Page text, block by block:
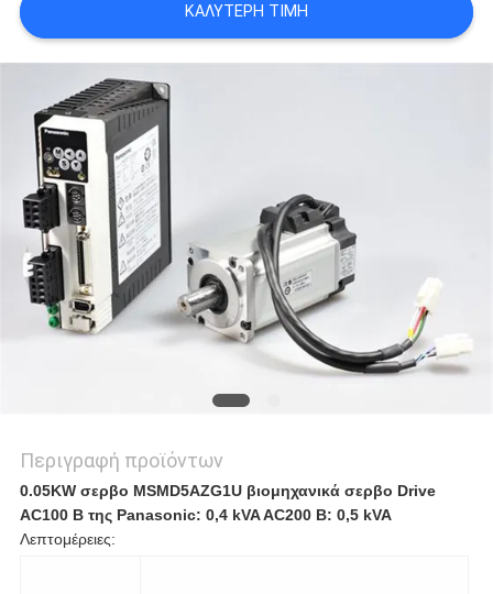
ΖΗΤΉΣΤΕ
ΑΠΌΣΠΑΣΜΑ
SITEMAP
ΠΟΛΙΤΙΚΉ
ΜΥΣΤΙΚΌΤΗΤΑΣ
ΚΑΛΎΤΕΡΗ ΤΙΜΉ
Περιγραφή προϊόντων
0.05KW σερβο MSMD5AZG1U βιομηχανικά σερβο Drive
AC100 Β της Panasonic: 0,4 kVA AC200 Β: 0,5 kVA
Λεπτομέρειες: